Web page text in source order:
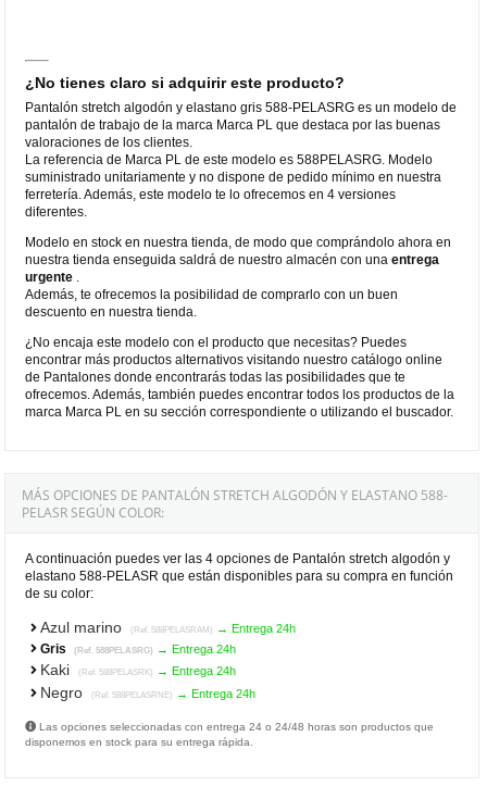
¿No tienes claro si adquirir este producto?
Pantalón stretch algodón y elastano gris 588-PELASRG es un modelo de
pantalón de trabajo de la marca Marca PL que destaca por las buenas
valoraciones de los clientes.
La referencia de Marca PL de este modelo es 588PELASRG. Modelo
suministrado unitariamente y no dispone de pedido mínimo en nuestra
ferretería. Además, este modelo te lo ofrecemos en 4 versiones
diferentes.
Modelo en stock en nuestra tienda, de modo que comprándolo ahora en
nuestra tienda enseguida saldrá de nuestro almacén con unaentrega
urgente
Además, te ofrecemos la posibilidad de comprarlo con un buen
descuento en nuestra tienda.
¿No encaja este modelo con el producto que necesitas? Puedes
encontrar más productos alternativos visitando nuestro catálogo online
de Pantalones donde encontrarás todas las posibilidades que te
ofrecemos. Además, también puedes encontrar todos los productos de la
marca Marca PL en su sección correspondiente o utilizando el buscador.
MÁS OPCIONES DE PANTALÓN STRETCH ALGODÓN Y ELASTANO 588-
PELASR SEGÚN COLOR:
A continuación puedes ver las 4 opciones de Pantalón stretch algodón y
elastano 588-PELASR que están disponibles para su compra en función
de su color:
Azul marino (Ref. 588PELASRAM) → Entrega 24h
Gris (Ref. 588PELASRG) → Entrega 24h
Kaki (Ref. 588PELASRK) → Entrega 24h
Negro (Ref. 588PELASRNE) → Entrega 24h
Las opciones seleccionadas con entrega 24 o 24/48 horas son productos que
disponemos en stock para su entrega rápida.